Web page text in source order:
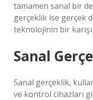
tamamen sanal bir
gerçeklik ise gerçek
teknolojinin bir
Sanal
Sanal gerçeklik,
ve kontrol cihazları